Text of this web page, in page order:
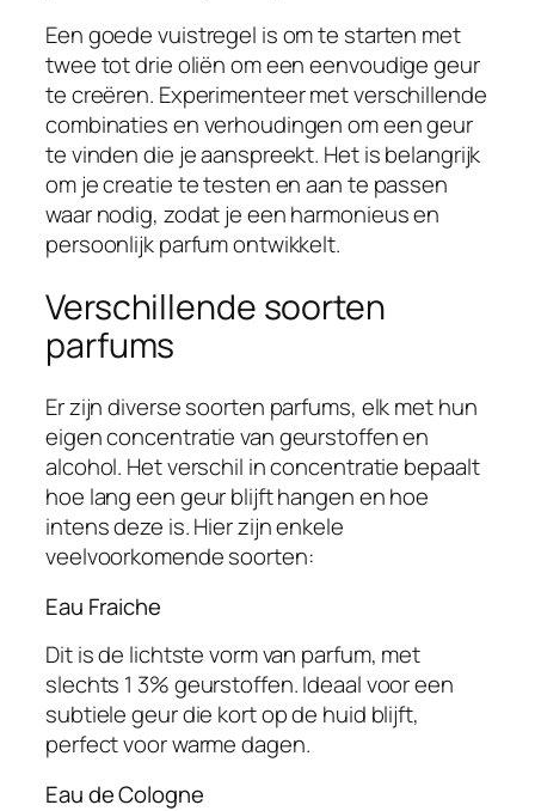
Een goede vuistregel is om te starten met
twee tot drie oliën om een eenvoudige geur
te creëren. Experimenteer met verschillende
combinaties en verhoudingen om een geur
te vinden die je aanspreekt. Het is belangrijk
om je creatie te testen en aan te passen
waar nodig, zodat je een harmonieus en
persoonlijk parfum ontwikkelt.
Verschillende soorten
parfums
Er zijn diverse soorten parfums, elk met hun
eigen concentratie van geurstoffen en
alcohol. Het verschil in concentratie bepaalt
hoe lang een geur blijft hangen en hoe
intens deze is. Hier zijn enkele
veelvoorkomende soorten:
Eau Fraiche
Dit is de lichtste vorm van parfum, met
slechts 1 3% geurstoffen. Ideaal voor een
subtiele geur die kort op de huid blijft,
perfect voor warme dagen.
Eau de Cologne